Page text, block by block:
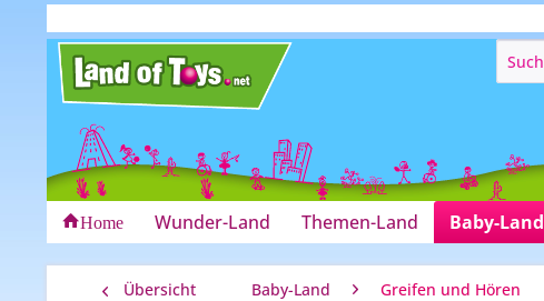
Home Wunder-Land Themen-Land Baby-Land
Übersicht Baby-Land Greifen und Hören